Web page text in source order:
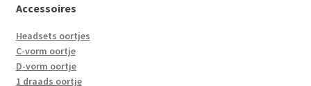
Accessoires
Headsets oortjes
C-vorm oortje
D-vorm oortje
1 draads oortje